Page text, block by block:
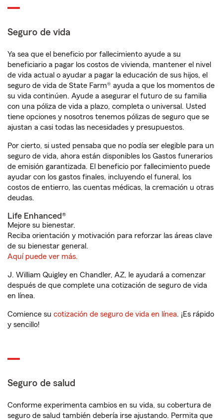
Seguro de vida
Ya sea que el beneficio por fallecimiento ayude a su
beneficiario a pagar los costos de vivienda, mantener el nivel
de vida actual o ayudar a pagar la educación de sus hijos, el
seguro de vida de State Farm® ayuda a que los momentos de
su vida continúen. Ayude a asegurar el futuro de su familia
con una póliza de vida a plazo, completa o universal. Usted
tiene opciones y nosotros tenemos pólizas de seguro que se
ajustan a casi todas las necesidades y presupuestos.
Por cierto, si usted pensaba que no podía ser elegible para un
seguro de vida, ahora están disponibles los Gastos funerarios
de emisión garantizada. El beneficio por fallecimiento puede
ayudar con los gastos finales, incluyendo el funeral, los
costos de entierro, las cuentas médicas, la cremación u otras
deudas.
Life Enhanced®
Mejore su bienestar.
Reciba orientación y motivación para reforzar las áreas clave
de su bienestar general.
Aquí puede ver más.
J. William Quigley en Chandler, AZ, le ayudará a comenzar
después de que complete una cotización de seguro de vida
en línea.
Comience su cotización de seguro de vida en línea. ¡Es rápido
y sencillo!
Seguro de salud
Conforme experimenta cambios en su vida, su cobertura de
seguro de salud también debería irse ajustando. Permita que